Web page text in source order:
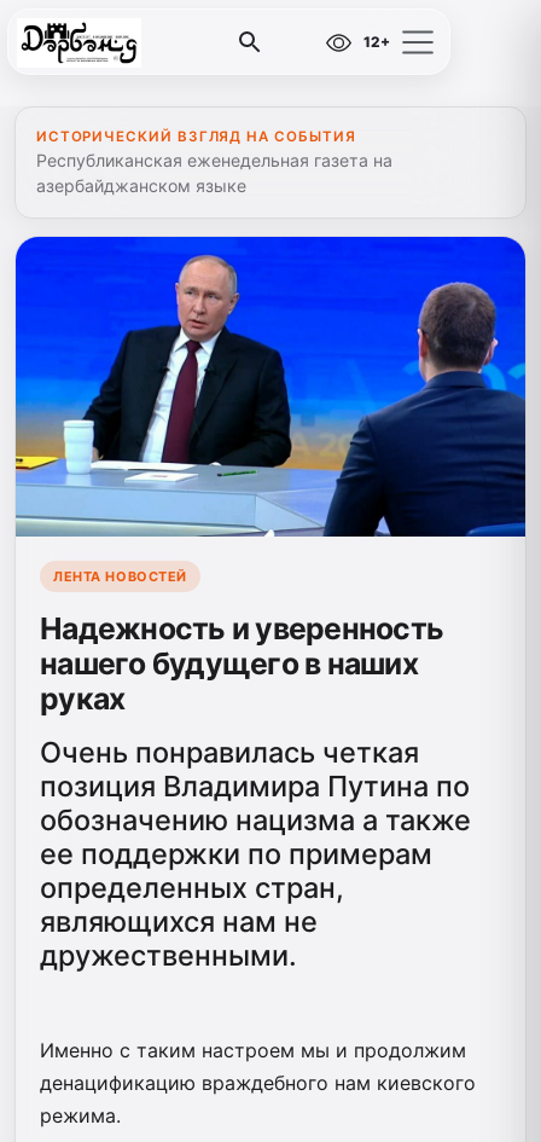
12+
ИСТОРИЧЕСКИЙ ВЗГЛЯД НА СОБЫТИЯ
Республиканская еженедельная газета на
азербайджанском языке
ЛЕНТА НОВОСТЕЙ
Надежность и уверенность
нашего будущего в наших
руках
Очень понравилась четкая
позиция Владимира Путина по
обозначению нацизма а также
ее поддержки по примерам
определенных стран,
являющихся нам не
дружественными.
Именно с таким настроем мы и продолжим
денацификацию враждебного нам киевского
режима.